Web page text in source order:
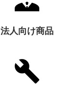
法人向け商品